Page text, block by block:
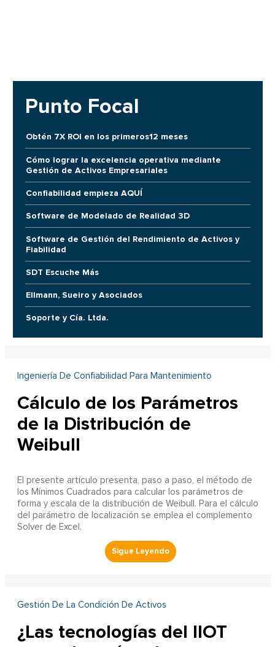
Punto Focal
Obtén 7X ROI en los primeros12 meses
Cómo lograr la excelencia operativa mediante
Gestión de Activos Empresariales
Confiabilidad empieza AQUÍ
Software de Modelado de Realidad 3D
Software de Gestión del Rendimiento de Activos y
Fiabilidad
SDT Escuche Más
Ellmann, Sueiro y Asociados
Soporte y Cía. Ltda.
Ingeniería De Confiabilidad Para Mantenimiento
Cálculo de los Parámetros
de la Distribución de
Weibull
El presente artículo presenta, paso a paso, el método de
los Mínimos Cuadrados para calcular los parámetros de
forma y escala de la distribución de Weibull. Para el cálculo
del parámetro de localización se emplea el complemento
Solver de Excel.
Gestión De La Condición De Activos
¿Las tecnologías del IIOT